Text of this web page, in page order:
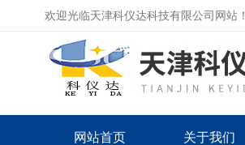
欢迎光临天津科仪达科技有限公司网站！
网站首页 关于我们